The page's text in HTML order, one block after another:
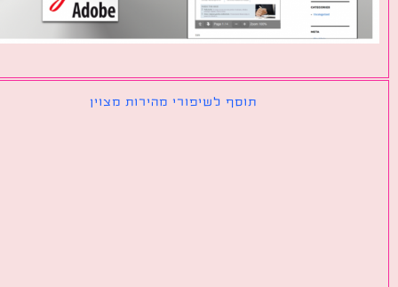
תוסף לשיפורי מהירות מצוין